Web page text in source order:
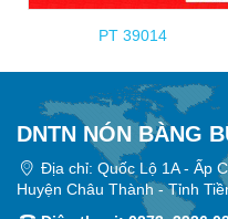
PT 39014
DNTN NÓN BÀNG
Địa chỉ: Quốc Lộ 1A - Ấp
Huyện Châu Thành - Tỉnh